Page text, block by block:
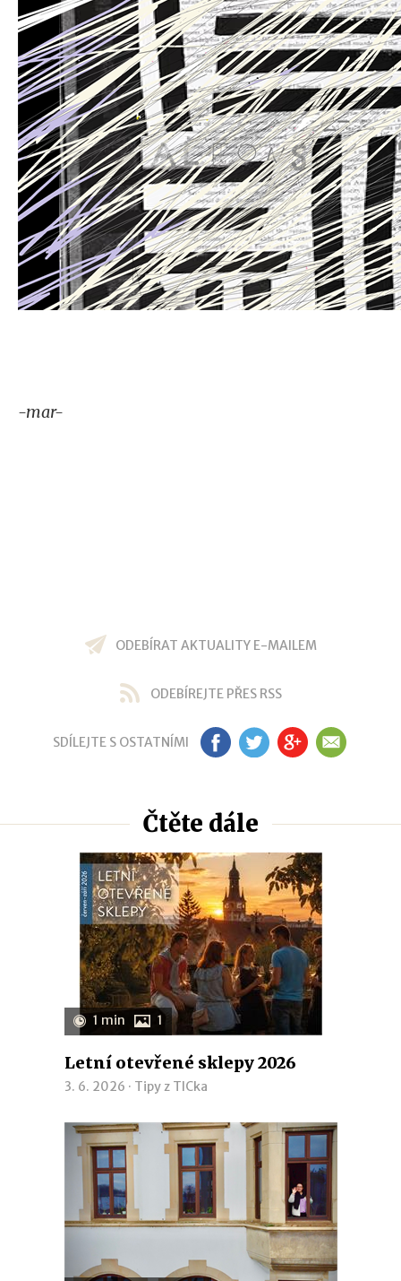
-mar-
ODEBÍRAT AKTUALITY E-MAILEM
ODEBÍREJTE PŘES RSS
SDÍLEJTE S OSTATNÍMI FB TW GP EM
Čtěte dále
1 min 1
Letní otevřené sklepy 2026
3. 6. 2026 · Tipy z TICka